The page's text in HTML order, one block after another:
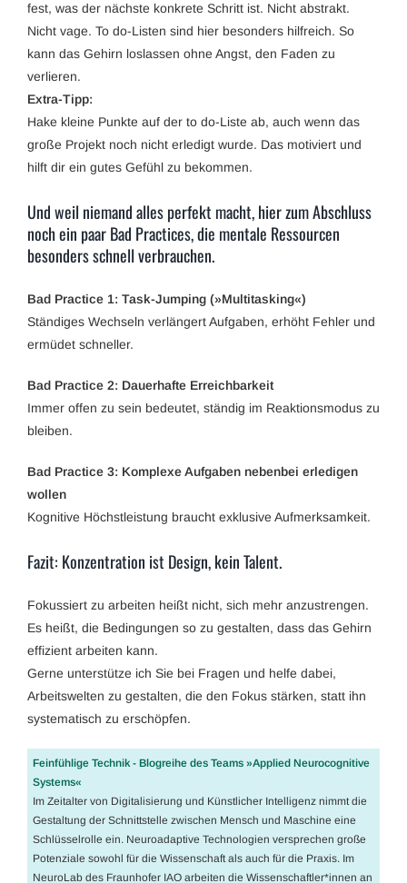
fest, was der nächste konkrete Schritt ist. Nicht abstrakt.
Nicht vage. To do-Listen sind hier besonders hilfreich. So
kann das Gehirn loslassen ohne Angst, den Faden zu
verlieren.
Extra-Tipp:
Hake kleine Punkte auf der to do-Liste ab, auch wenn das
große Projekt noch nicht erledigt wurde. Das motiviert und
hilft dir ein gutes Gefühl zu bekommen.
Und weil niemand alles perfekt macht, hier zum Abschluss
noch ein paar Bad Practices, die mentale Ressourcen
besonders schnell verbrauchen.
Bad Practice 1: Task-Jumping (»Multitasking«)
Ständiges Wechseln verlängert Aufgaben, erhöht Fehler und
ermüdet schneller.
Bad Practice 2: Dauerhafte Erreichbarkeit
Immer offen zu sein bedeutet, ständig im Reaktionsmodus zu
bleiben.
Bad Practice 3: Komplexe Aufgaben nebenbei erledigen
wollen
Kognitive Höchstleistung braucht exklusive Aufmerksamkeit.
Fazit: Konzentration ist Design, kein Talent.
Fokussiert zu arbeiten heißt nicht, sich mehr anzustrengen.
Es heißt, die Bedingungen so zu gestalten, dass das Gehirn
effizient arbeiten kann.
Gerne unterstütze ich Sie bei Fragen und helfe dabei,
Arbeitswelten zu gestalten, die den Fokus stärken, statt ihn
systematisch zu erschöpfen.
Feinfühlige Technik - Blogreihe des Teams »Applied Neurocognitive
Systems«
Im Zeitalter von Digitalisierung und Künstlicher Intelligenz nimmt die
Gestaltung der Schnittstelle zwischen Mensch und Maschine eine
Schlüsselrolle ein. Neuroadaptive Technologien versprechen große
Potenziale sowohl für die Wissenschaft als auch für die Praxis. Im
NeuroLab des Fraunhofer IAO arbeiten die Wissenschaftler*innen an